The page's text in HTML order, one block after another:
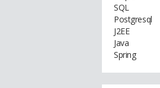
SQL
Postgresql
J2EE
Java
Spring